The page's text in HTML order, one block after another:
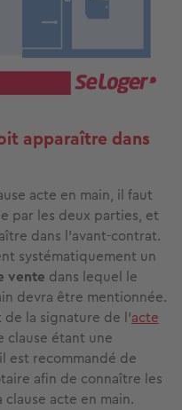
apparaître dans
acte en main, il faut
par les deux parties, et
dans l’avant-contrat.
systématiquement un
vente dans lequel le
devra être mentionnée.
de la signature de l’acte
clause étant une
est recommandé de
afin de connaître les
acte en main.